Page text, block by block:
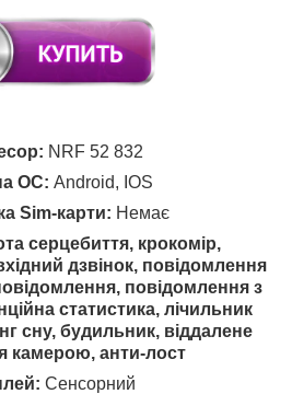
NRF 52 832
ОС: Android, IOS
Sim-карти: Немає
серцебиття, крокомір,
дзвінок, повідомлення
повідомлення з
статистика, лічильник
сну, будильник, віддалене
камерою, анти-лост
Сенсорний